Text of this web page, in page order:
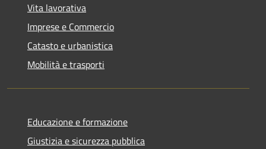
Vita lavorativa
Imprese e Commercio
Catasto e urbanistica
Mobilità e trasporti
Educazione e formazione
Giustizia e sicurezza pubblica